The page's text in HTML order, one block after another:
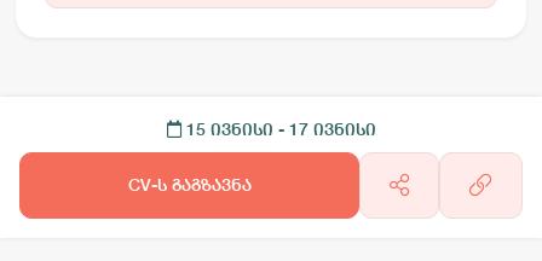
15 ივნისი - 17 ივნისი
CV-ს გაგზავნა